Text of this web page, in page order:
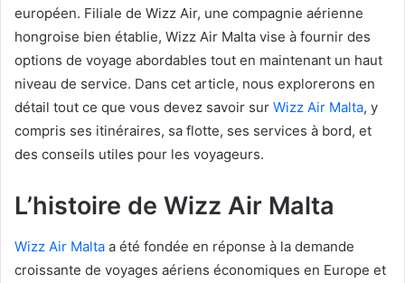
européen. Filiale de Wizz Air, une compagnie aérienne
hongroise bien établie, Wizz Air Malta vise à fournir des
options de voyage abordables tout en maintenant un haut
niveau de service. Dans cet article, nous explorerons en
détail tout ce que vous devez savoir sur Wizz Air Malta, y
compris ses itinéraires, sa flotte, ses services à bord, et
des conseils utiles pour les voyageurs.
L’histoire de Wizz Air Malta
Wizz Air Malta a été fondée en réponse à la demande
croissante de voyages aériens économiques en Europe et